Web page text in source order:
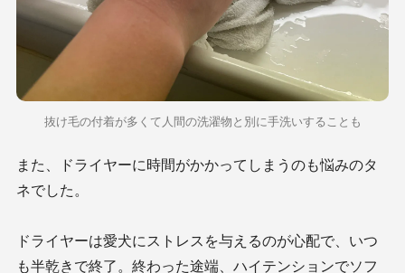
抜け毛の付着が多くて人間の洗濯物と別に手洗いすることも
また、ドライヤーに時間がかかってしまうのも悩みのタ
ネでした。
ドライヤーは愛犬にストレスを与えるのが心配で、いつ
も半乾きで終了。終わった途端、ハイテンションでソフ